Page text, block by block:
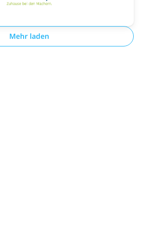
Mehr laden